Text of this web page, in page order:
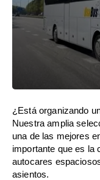
¿Está organizando
Nuestra amplia
una de las mejores
importante que es la
autocares
asientos.